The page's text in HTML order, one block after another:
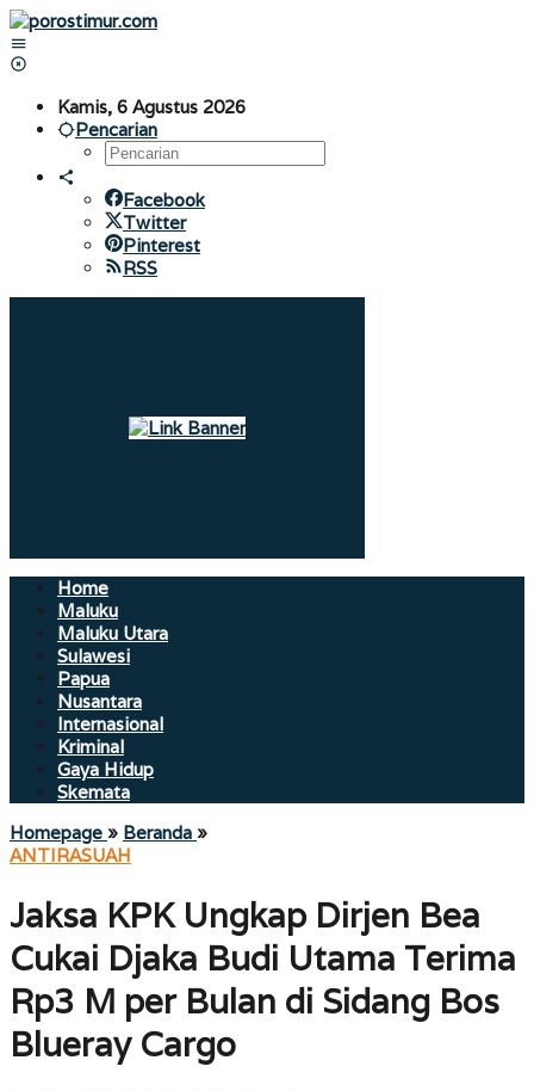
Lewati
ke
konten
Kamis, 6 Agustus 2026
Pencarian
Facebook
Twitter
Pinterest
RSS
Home
Maluku
Maluku Utara
Sulawesi
Papua
Nusantara
Internasional
Kriminal
Gaya Hidup
Skemata
Homepage » Beranda »Jaksa
Dirjen
Bea
Cukai
Djaka
Budi
Utama
Terima
Rp3
ANTIRASUAH
Jaksa KPK Ungkap Dirjen Bea
Cukai Djaka Budi Utama Terima
Rp3 M per Bulan di Sidang Bos
Blueray Cargo